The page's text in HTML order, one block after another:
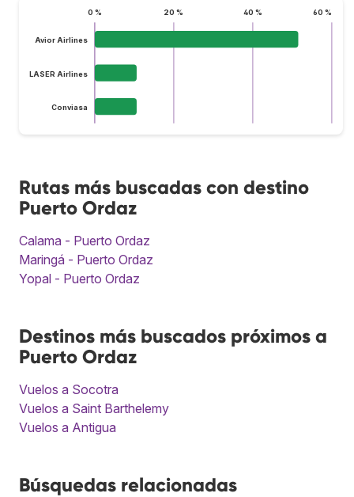
0 % 20 % 40 % 60 %
Avior Airlines
LASER Airlines
Conviasa
Rutas más buscadas con destino
Puerto Ordaz
Calama - Puerto Ordaz
Maringá - Puerto Ordaz
Yopal - Puerto Ordaz
Destinos más buscados próximos a
Puerto Ordaz
Vuelos a Socotra
Vuelos a Saint Barthelemy
Vuelos a Antigua
Búsquedas relacionadas